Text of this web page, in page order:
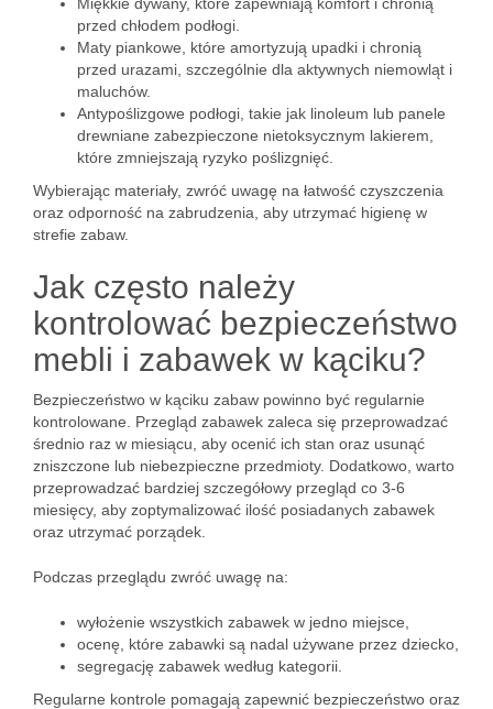
przed chłodem podłogi.
Maty piankowe, które amortyzują upadki i chronią
przed urazami, szczególnie dla aktywnych niemowląt i
maluchów.
Antypoślizgowe podłogi, takie jak linoleum lub panele
drewniane zabezpieczone nietoksycznym lakierem,
które zmniejszają ryzyko poślizgnięć.
Wybierając materiały, zwróć uwagę na łatwość czyszczenia
oraz odporność na zabrudzenia, aby utrzymać higienę w
strefie zabaw.
Jak często należy
kontrolować bezpieczeństwo
mebli i zabawek w kąciku?
Bezpieczeństwo w kąciku zabaw powinno być regularnie
kontrolowane. Przegląd zabawek zaleca się przeprowadzać
średnio raz w miesiącu, aby ocenić ich stan oraz usunąć
zniszczone lub niebezpieczne przedmioty. Dodatkowo, warto
przeprowadzać bardziej szczegółowy przegląd co 3-6
miesięcy, aby zoptymalizować ilość posiadanych zabawek
oraz utrzymać porządek.
Podczas przeglądu zwróć uwagę na:
wyłożenie wszystkich zabawek w jedno miejsce,
ocenę, które zabawki są nadal używane przez dziecko,
segregację zabawek według kategorii.
Regularne kontrole pomagają zapewnić bezpieczeństwo oraz